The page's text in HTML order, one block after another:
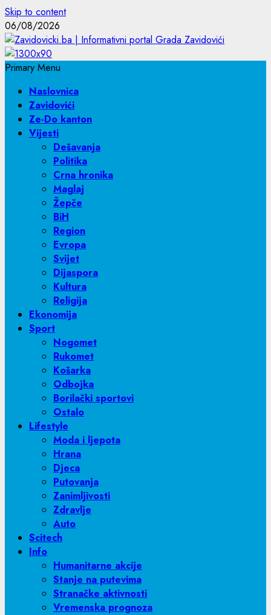
Skip to content
06/08/2026
Primary Menu
Naslovnica
Zavidovići
Ze-Do kanton
Vijesti
Dešavanja
Politika
Crna hronika
Maglaj
Žepče
BiH
Region
Evropa
Svijet
Dijaspora
Kultura
Religija
Ekonomija
Sport
Nogomet
Rukomet
Košarka
Odbojka
Borilački sportovi
Ostalo
Lifestyle
Moda i ljepota
Hrana
Djeca
Putovanja
Zanimljivosti
Zdravlje
Auto
Scitech
Info
Humanitarne akcije
Stanje na putevima
Stranačke aktivnosti
Vremenska prognoza